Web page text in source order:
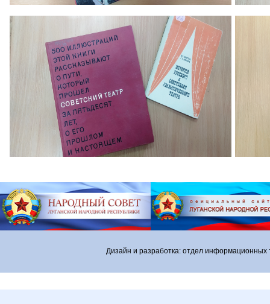
Дизайн и разработка: отдел информационных